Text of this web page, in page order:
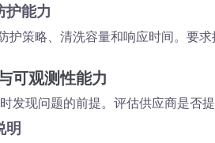
护能力
护策略、清洗容量和响应时间。要
可观测性能力
发现问题的前提。评估供应商是否
明